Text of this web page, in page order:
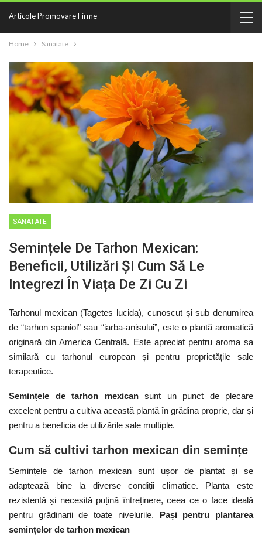
Articole Promovare Firme
Home Sanatate
SANATATE
Semințele De Tarhon Mexican:
Beneficii, Utilizări Și Cum Să Le
Integrezi În Viața De Zi Cu Zi
Tarhonul mexican (Tagetes lucida), cunoscut și sub denumirea
de “tarhon spaniol” sau “iarba-anisului”, este o plantă aromatică
originară din America Centrală. Este apreciat pentru aroma sa
similară cu tarhonul european și pentru proprietățile sale
terapeutice.
Semințele de tarhon mexicansunt un punct de plecare
excelent pentru a cultiva această plantă în grădina proprie, dar și
pentru a beneficia de utilizările sale multiple.
Cum să cultivi tarhon mexican din semințe
Semințele de tarhon mexican sunt ușor de plantat și se
adaptează bine la diverse condiții climatice. Planta este
rezistentă și necesită puțină întreținere, ceea ce o face ideală
pentru grădinarii de toate nivelurile. Pași pentru plantarea
semințelor de tarhon mexican